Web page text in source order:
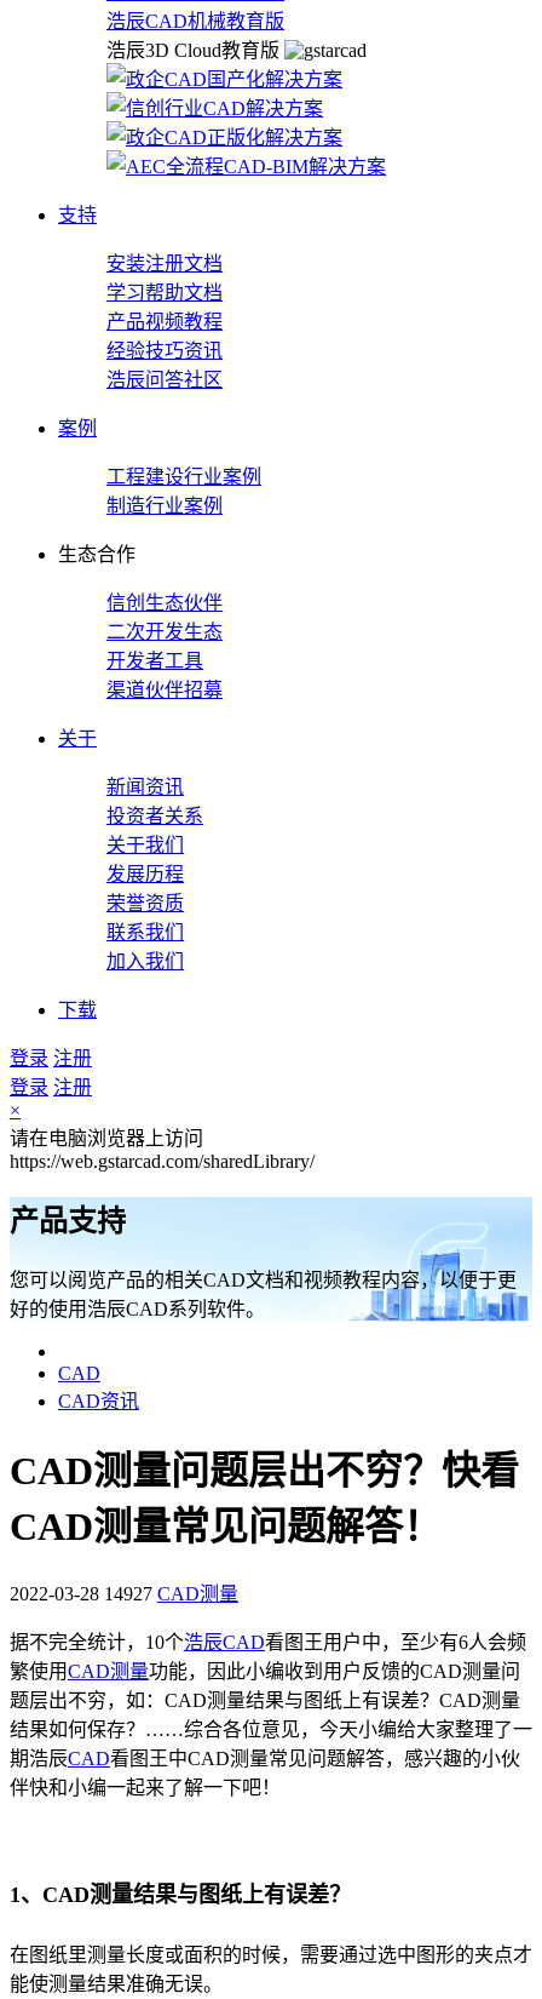
浩辰CAD机械教育版
浩辰3D Cloud教育版
支持
安装注册文档
学习帮助文档
产品视频教程
经验技巧资讯
浩辰问答社区
案例
工程建设行业案例
制造行业案例
生态合作
信创生态伙伴
二次开发生态
开发者工具
渠道伙伴招募
关于
新闻资讯
投资者关系
关于我们
发展历程
荣誉资质
联系我们
加入我们
下载
登录 注册
登录 注册
×
请在电脑浏览器上访问
https://web.gstarcad.com/sharedLibrary/
产品支持
您可以阅览产品的相关CAD文档和视频教程内容，以便于更
好的使用浩辰CAD系列软件。
CAD
CAD资讯
CAD测量问题层出不穷？快看
CAD测量常见问题解答！
2022-03-28 14927 CAD测量
据不完全统计，10个浩辰CAD看图王用户中，至少有6人会频
繁使用CAD测量功能，因此小编收到用户反馈的CAD测量问
题层出不穷，如：CAD测量结果与图纸上有误差？CAD测量
结果如何保存？……综合各位意见，今天小编给大家整理了一
期浩辰CAD看图王中CAD测量常见问题解答，感兴趣的小伙
伴快和小编一起来了解一下吧！
1、CAD测量结果与图纸上有误差？
在图纸里测量长度或面积的时候，需要通过选中图形的夹点才
能使测量结果准确无误。